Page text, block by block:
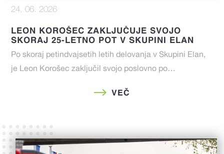
24. 06. 2026
LEON KOROŠEC ZAKLJUČUJE SVOJO
SKORAJ 25-LETNO POT V SKUPINI ELAN
Po skoraj petindvajsetih letih delovanja v Skupini Elan,
je Leon Korošec zaključil svojo poslovno po…
VEČ